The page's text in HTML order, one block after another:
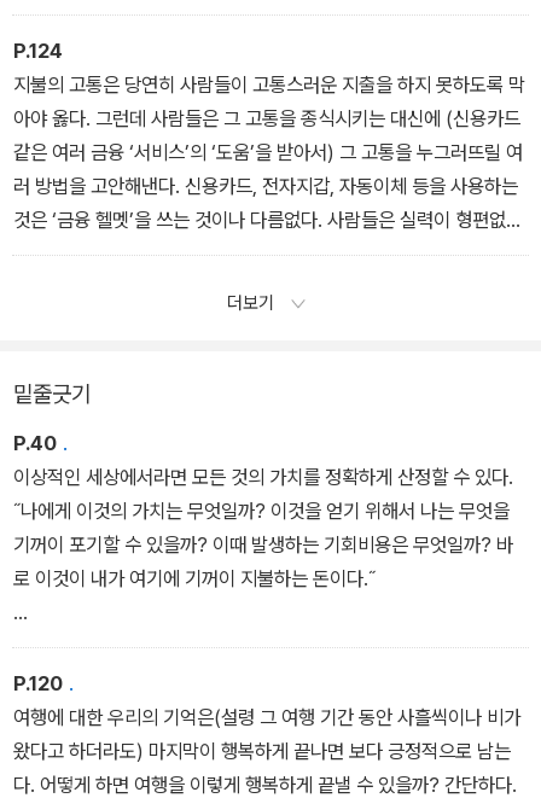
감정을 씻어주고, 따라서 나머지 돈을 자유롭게 쓸 수 있게 된다. 이런
유형의 감정적 돈세탁은 누가 봐도 이성적이지 않지만, 사람들을 기
분 좋게 만들어주는 것만은 분명하다. 이는 사람들이 여러 가지 상황
에서 돈을 지출하는 방식을 상당히 정확하게 진술해준다. 사람들은
이치에 맞는 방식이 아니라 기분이 좋게 느껴지는 방식으로 지출한다
(이는 인생 대부분의 것들을 처리하는 방식에도 적용될 수 있지 않을
까 싶다. 그러나 이 책이 철학을 다루는 것도 아니고 심리적인 치유를
다루는 것도 아니므로 여기에 대해서는 더 언급하지 않겠다). _ <05_
P.124
지불의 고통은 당연히 사람들이 고통스러운 지출을 하지 못하도록 막
아야 옳다. 그런데 사람들은 그 고통을 종식시키는 대신에 (신용카드
같은 여러 금융 ‘서비스’의 ‘도움’을 받아서) 그 고통을 누그러뜨릴 여
러 방법을 고안해낸다. 신용카드, 전자지갑, 자동이체 등을 사용하는
것은 ‘금융 헬멧’을 쓰는 것이나 다름없다. 사람들은 실력이 형편없는
의사와 마찬가지로 고통이라는 증상을 치료하긴 하지만 그 증상의 근
더보기
밑줄긋기
P.40 .
이상적인 세상에서라면 모든 것의 가치를 정확하게 산정할 수 있다.
˝나에게 이것의 가치는 무엇일까? 이것을 얻기 위해서 나는 무엇을
기꺼이 포기할 수 있을까? 이때 발생하는 기회비용은 무엇일까? 바
로 이것이 내가 여기에 기꺼이 지불하는 돈이다.˝
<1장. 왜 돈을 쓰고 후회할까 中>
P.120 .
여행에 대한 우리의 기억은(설령 그 여행 기간 동안 사흘씩이나 비가
왔다고 하더라도) 마지막이 행복하게 끝나면 보다 긍정적으로 남는
다. 어떻게 하면 여행을 이렇게 행복하게 끝낼 수 있을까? 간단하다.